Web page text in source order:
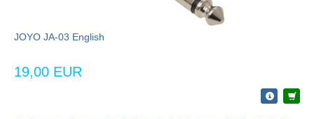
JOYO JA-03 English
19,00 EUR